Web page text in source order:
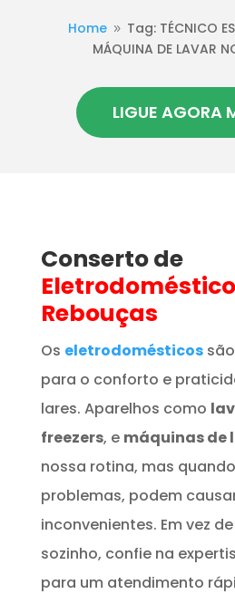
Home 9 Tag: TÉCNICO
MÁQUINA DE LAVAR
LIGUE AGORA
Conserto de
Rebouças
Os eletrodomésticos
para o conforto e
lares. Aparelhos como
freezers, e máquinas de
nossa rotina, mas
problemas, podem
inconvenientes. Em vez
sozinho, confie na
para um atendimento